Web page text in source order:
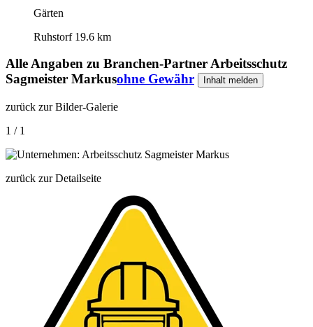
Gärten
Ruhstorf 19.6 km
Alle Angaben zu Branchen-Partner Arbeitsschutz
Sagmeister Markusohne Gewähr Inhalt melden
zurück zur Bilder-Galerie
1 / 1
zurück zur Detailseite